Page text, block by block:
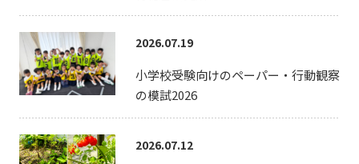
2026.07.19
小学校受験向けのペーパー・行動観察
の模試2026
2026.07.12